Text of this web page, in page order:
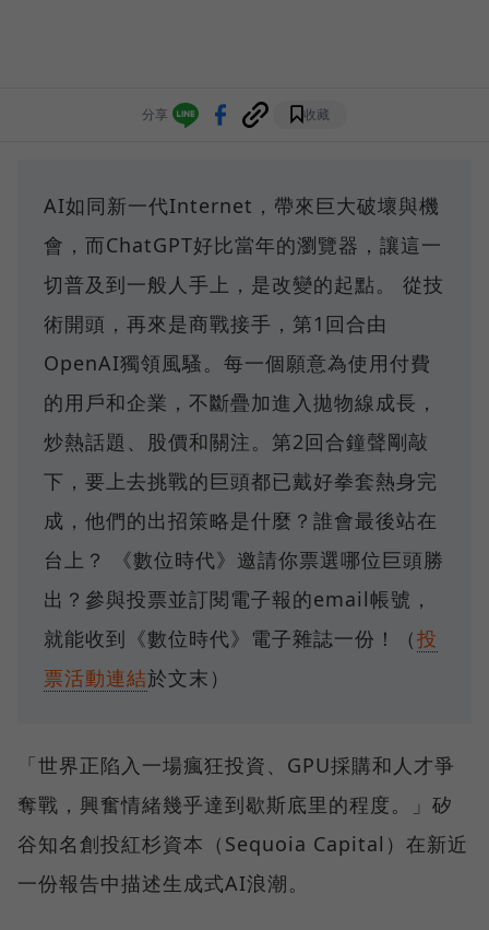
分享 收藏
AI如同新一代Internet，帶來巨大破壞與機
會，而ChatGPT好比當年的瀏覽器，讓這一
切普及到一般人手上，是改變的起點。 從技
術開頭，再來是商戰接手，第1回合由
OpenAI獨領風騷。每一個願意為使用付費
的用戶和企業，不斷疊加進入拋物線成長，
炒熱話題、股價和關注。第2回合鐘聲剛敲
下，要上去挑戰的巨頭都已戴好拳套熱身完
成，他們的出招策略是什麼？誰會最後站在
台上？ 《數位時代》邀請你票選哪位巨頭勝
出？參與投票並訂閱電子報的email帳號，
就能收到《數位時代》電子雜誌一份！（投
票活動連結於文末）
「世界正陷入一場瘋狂投資、GPU採購和人才爭
奪戰，興奮情緒幾乎達到歇斯底里的程度。」矽
谷知名創投紅杉資本（Sequoia Capital）在新近
一份報告中描述生成式AI浪潮。